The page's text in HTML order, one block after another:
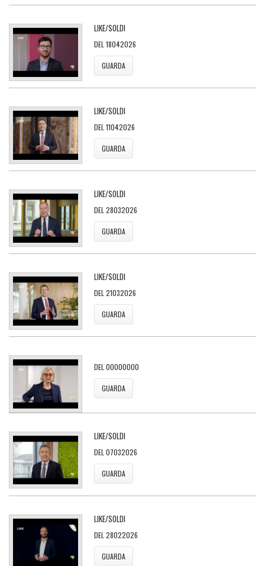
LIKE/SOLDI
DEL 18042026
GUARDA
LIKE/SOLDI
DEL 11042026
GUARDA
LIKE/SOLDI
DEL 28032026
GUARDA
LIKE/SOLDI
DEL 21032026
GUARDA
DEL 00000000
GUARDA
LIKE/SOLDI
DEL 07032026
GUARDA
LIKE/SOLDI
DEL 28022026
GUARDA